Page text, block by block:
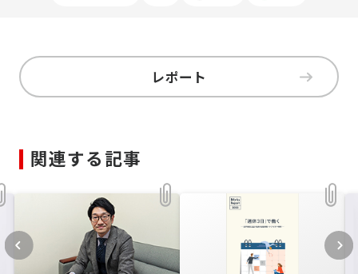
レポート
関連する記事